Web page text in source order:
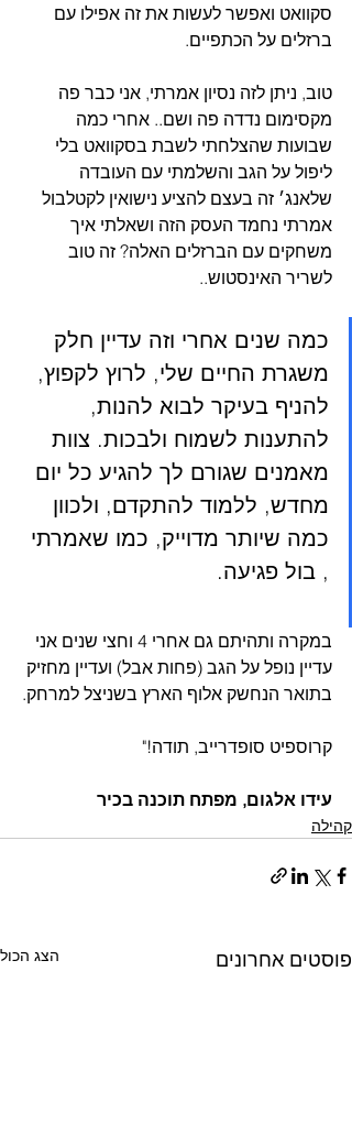
סקוואט ואפשר לעשות את זה אפילו עם
ברזלים על הכתפיים.
טוב, ניתן לזה נסיון אמרתי, אני כבר פה
מקסימום נדדה פה ושם.. אחרי כמה
שבועות שהצלחתי לשבת בסקוואט בלי
ליפול על הגב והשלמתי עם העובדה
שלאנג׳ זה בעצם להציע נישואין לקטלבול
אמרתי נחמד העסק הזה ושאלתי איך
משחקים עם הברזלים האלה? זה טוב
לשריר האינסטוש..
כמה שנים אחרי וזה עדיין חלק
משגרת החיים שלי, לרוץ לקפוץ,
להניף בעיקר לבוא להנות,
להתענות לשמוח ולבכות. צוות
מאמנים שגורם לך להגיע כל יום
מחדש, ללמוד להתקדם, ולכוון
כמה שיותר מדוייק, כמו שאמרתי
, בול פגיעה.
במקרה ותהיתם גם אחרי 4 וחצי שנים אני
עדיין נופל על הגב (פחות אבל) ועדיין מחזיק
בתואר הנחשק אלוף הארץ בשניצל למרחק.
קרוספיט סופדרייב, תודה!"
עידו אלגום, מפתח תוכנה בכיר
קהילה
פוסטים אחרונים הצג הכול